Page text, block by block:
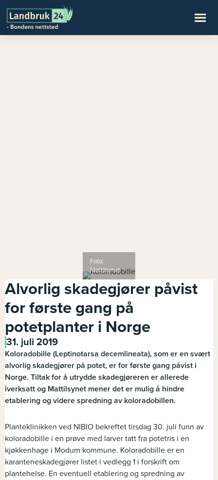
Foto:
Mattilsynet
Alvorlig skadegjører påvist
for første gang på
potetplanter i Norge
31. juli 2019
Koloradobille (Leptinotarsa decemlineata), som er en svært
alvorlig skadegjører på potet, er for første gang påvist i
Norge. Tiltak for å utrydde skadegjøreren er allerede
iverksatt og Mattilsynet mener det er mulig å hindre
etablering og videre spredning av koloradobillen.
Planteklinikken ved NIBIO bekreftet tirsdag 30. juli funn av
koloradobille i en prøve med larver tatt fra potetris i en
kjøkkenhage i Modum kommune. Koloradobille er en
karanteneskadegjører listet i vedlegg 1 i forskrift om
plantehelse. En eventuell etablering og spredning av